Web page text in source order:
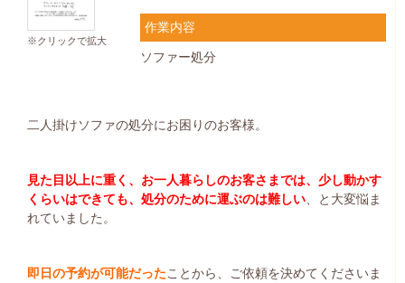
※クリックで拡大
作業内容
ソファー処分
二人掛けソファの処分にお困りのお客様。
見た目以上に重く、お一人暮らしのお客さまでは、少し動かす
くらいはできても、処分のために運ぶのは難しい、と大変悩ま
れていました。
即日の予約が可能だったことから、ご依頼を決めてくださいま